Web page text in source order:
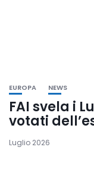
EUROPA NEWS
FAI svela i
votati
Luglio 2026